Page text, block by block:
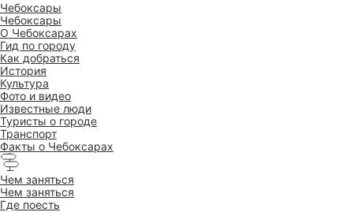
Чебоксары
Чебоксары
O Чебоксарах
Гид по городу
Как добраться
История
Культура
Фото и видео
Известные люди
Туристы о городе
Транспорт
Факты о Чебоксарах
Чем заняться
Чем заняться
Где поесть